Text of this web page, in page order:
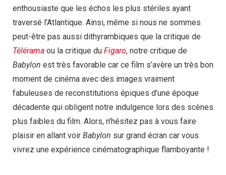
enthousiaste que les échos les plus stériles ayant
traversé l’Atlantique. Ainsi, même si nous ne sommes
peut-être pas aussi dithyrambiques que la critique de
Télérama ou la critique du Figaro, notre critique de
Babylon est très favorable car ce film s’avère un très bon
moment de cinéma avec des images vraiment
fabuleuses de reconstitutions épiques d’une époque
décadente qui obligent notre indulgence lors des scènes
plus faibles du film. Alors, n’hésitez pas à vous faire
plaisir en allant voir Babylon sur grand écran car vous
vivrez une expérience cinématographique flamboyante !